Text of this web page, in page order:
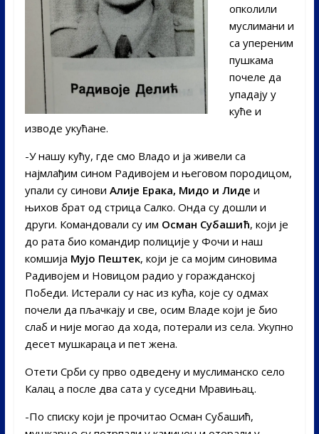
опколили
муслимани и
са упереним
пушкама
почеле да
упадају у
куће и
изводе укућане.
-У нашу кућу, где смо Владо и ја живели са
најмлађим сином Радивојем и његовом породицом,
упали су синови Алије Ерака, Мидо и Лиде и
њихов брат од стрица Салко. Онда су дошли и
други. Командовали су им Осман Субашић, који је
до рата био командир полиције у Фочи и наш
комшија Мујо Пештек, који је са мојим синовима
Радивојем и Новицом радио у горажданској
Победи. Истерали су нас из кућа, које су одмах
почели да пљачкају и све, осим Владе који је био
слаб и није могао да хода, потерали из села. Укупно
десет мушкараца и пет жена.
Отети Срби су прво одведену и муслиманско село
Калац а после два сата у суседни Мравињац.
-По списку који је прочитао Осман Субашић,